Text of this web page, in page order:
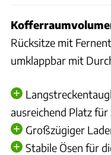
Rücksitze mit
umklappbar mit
ausreichend Platz
Großzügiger
Stabile Ösen für